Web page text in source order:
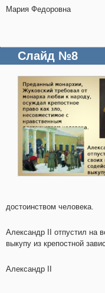
Мария Федоровна
Слайд №8
достоинством человека.
Александр II отпустил на
выкупу из крепостной
Александр II